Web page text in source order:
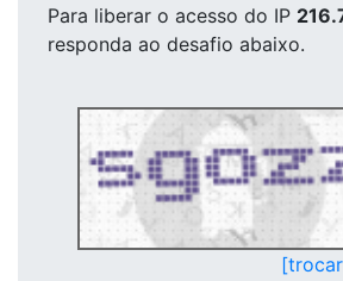
Para liberar o acesso do IP
responda ao desafio abaixo.